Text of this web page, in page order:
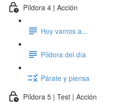
Píldora 4 | Acción
Hoy vamos a...
Píldora del día
Párate y piensa
Píldora 5 | Test | Acción